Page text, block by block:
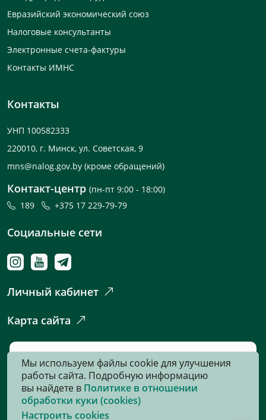
Евразийский экономический союз
Налоговые консультанты
Электронные счета-фактуры
Контакты ИМНС
Контакты
УНП 100582333
220010, г. Минск, ул. Советская, 9
mns@nalog.gov.by (кроме обращений)
Контакт-центр (пн-пт 9:00 - 18:00)
189
+375 17 229-79-79
Социальные сети
Личный кабинет
Карта сайта
Если вы обнаружили на сайте опечатку
или неточность, пожалуйста, нажмите
сюдаи сообщите нам об этом.
Мы используем файлы cookie для улучшения
работы сайта. Подробную информацию
вы найдете в Политике в отношении
обработки куки (cookies)
Настроить cookies